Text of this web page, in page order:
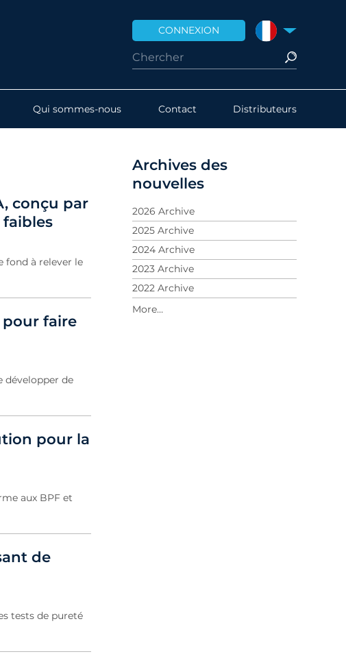
CONNEXION FRANCE
Qui sommes-nous Contact Distributeurs
conçu par
faibles
fond à relever le
faire
développer de
pour la
aux BPF et
de
tests de pureté
Archives des
nouvelles
2026 Archive
2025 Archive
2024 Archive
2023 Archive
2022 Archive
2021 Archive